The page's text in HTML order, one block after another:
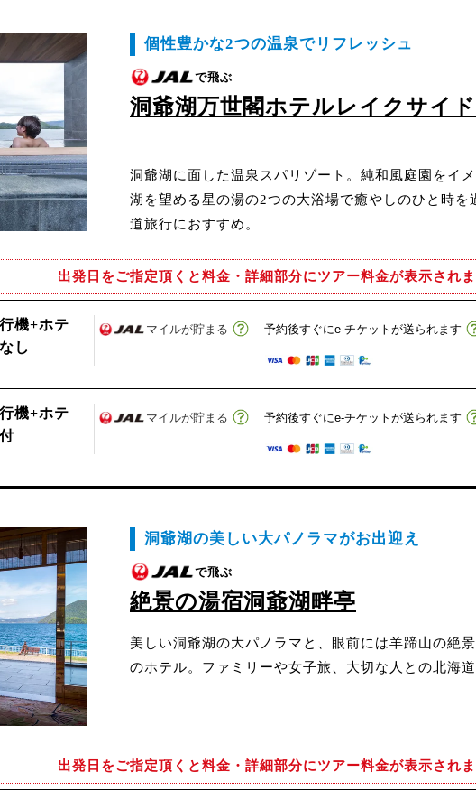
個性豊かな2つの温泉でリフレッシュ
で飛ぶ
洞爺湖万世閣ホテルレイクサイ
洞爺湖に面した温泉スパリゾート。純和風庭園をイ
湖を望める星の湯の2つの大浴場で癒やしのひと時
道旅行におすすめ。
出発日をご指定頂くと料金・詳細部分にツアー料金が表示され
機+ホテ
し
マイルが貯まる
予約後すぐにe-チケットが送られます
機+ホテ
マイルが貯まる
予約後すぐにe-チケットが送られます
洞爺湖の美しい大パノラマがお出迎え
で飛ぶ
絶景の湯宿洞爺湖畔亭
美しい洞爺湖の大パノラマと、眼前には羊蹄山の絶
のホテル。ファミリーや女子旅、大切な人との北海
出発日をご指定頂くと料金・詳細部分にツアー料金が表示され